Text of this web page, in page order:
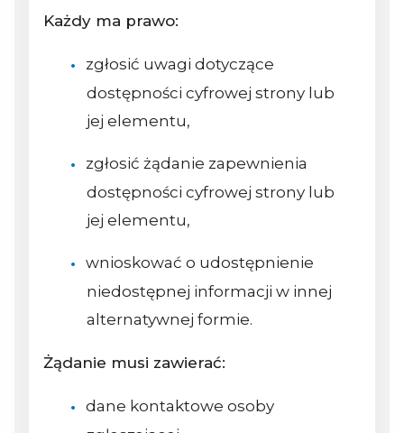
Każdy ma prawo:
zgłosić uwagi dotyczące
dostępności cyfrowej strony lub
jej elementu,
zgłosić żądanie zapewnienia
dostępności cyfrowej strony lub
jej elementu,
wnioskować o udostępnienie
niedostępnej informacji w innej
alternatywnej formie.
Żądanie musi zawierać:
dane kontaktowe osoby